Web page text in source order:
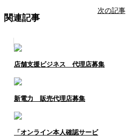
次の記事
関連記事
店舗支援ビジネス 代理店募集
新電力 販売代理店募集
「オンライン本人確認サービ